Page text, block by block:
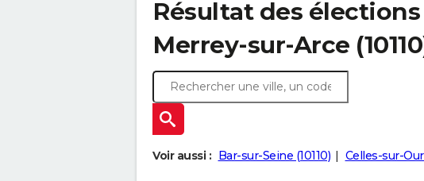
Résultat des
Merrey-sur-Arce
Voir aussi : Bar-sur-Seine (10110) Celles-sur-